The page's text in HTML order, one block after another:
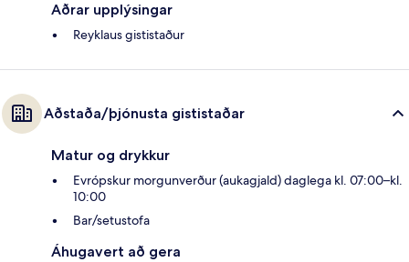
Aðrar upplýsingar
Reyklaus gististaður
Aðstaða/þjónusta gististaðar
Matur og drykkur
Evrópskur morgunverður (aukagjald) daglega kl. 07:00–kl.
10:00
Bar/setustofa
Áhugavert að gera